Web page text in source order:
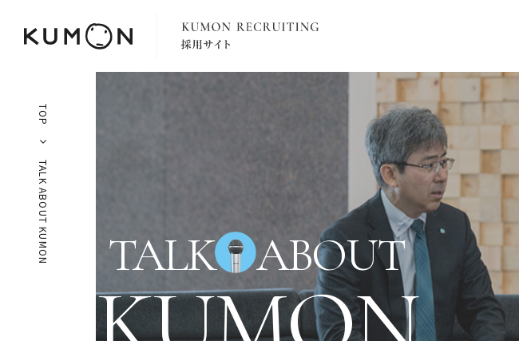
FEATURE
トップメッセージ・公文の理念
TALK ABOUT KUMON
仕
TOP
TALK ABOUT KUMON TALK ABOUT